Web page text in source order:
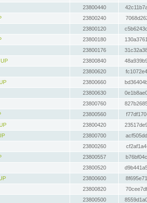
23800440
23800240
23800120
23800180
23800176
23800840
23800620
23800660
23800630
23800760
23800560
23800420
23800700
23800260
23800557
23800520
23800600
23800820
23800500